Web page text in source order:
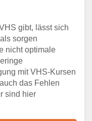
aus
rund um
zum
Kursen
bei
gibt, lässt sich
sorgen
nicht optimale
mit VHS-Kursen
das Fehlen
sind hier